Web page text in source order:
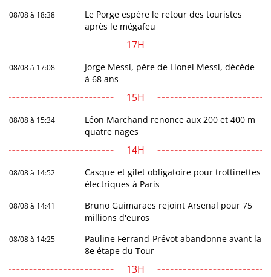
08/08 à 18:38
Le Porge espère le retour des touristes
après le mégafeu
17H
08/08 à 17:08
Jorge Messi, père de Lionel Messi, décède
à 68 ans
15H
08/08 à 15:34
Léon Marchand renonce aux 200 et 400 m
quatre nages
14H
08/08 à 14:52
Casque et gilet obligatoire pour trottinettes
électriques à Paris
08/08 à 14:41
Bruno Guimaraes rejoint Arsenal pour 75
millions d'euros
08/08 à 14:25
Pauline Ferrand-Prévot abandonne avant la
8e étape du Tour
13H